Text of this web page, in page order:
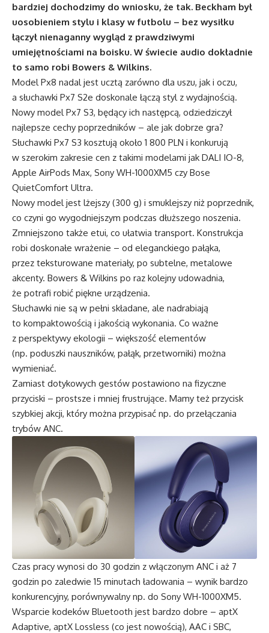
bardziej dochodzimy do wniosku, że tak. Beckham był
uosobieniem stylu i klasy w futbolu – bez wysiłku
łączył nienaganny wygląd z prawdziwymi
umiejętnościami na boisku. W świecie audio dokładnie
to samo robi Bowers & Wilkins.
Model Px8 nadal jest ucztą zarówno dla uszu, jak i oczu,
a słuchawki Px7 S2e doskonale łączą styl z wydajnością.
Nowy model Px7 S3, będący ich następcą, odziedziczył
najlepsze cechy poprzedników – ale jak dobrze gra?
Słuchawki Px7 S3 kosztują około 1 800 PLN i konkurują
w szerokim zakresie cen z takimi modelami jak DALI IO-8,
Apple AirPods Max, Sony WH-1000XM5 czy Bose
QuietComfort Ultra.
Nowy model jest lżejszy (300 g) i smuklejszy niż poprzednik,
co czyni go wygodniejszym podczas dłuższego noszenia.
Zmniejszono także etui, co ułatwia transport. Konstrukcja
robi doskonałe wrażenie – od eleganckiego pałąka,
przez teksturowane materiały, po subtelne, metalowe
akcenty. Bowers & Wilkins po raz kolejny udowadnia,
że potrafi robić piękne urządzenia.
Słuchawki nie są w pełni składane, ale nadrabiają
to kompaktowością i jakością wykonania. Co ważne
z perspektywy ekologii – większość elementów
(np. poduszki nauszników, pałąk, przetworniki) można
wymieniać.
Zamiast dotykowych gestów postawiono na fizyczne
przyciski – prostsze i mniej frustrujące. Mamy też przycisk
szybkiej akcji, który można przypisać np. do przełączania
trybów ANC.
Czas pracy wynosi do 30 godzin z włączonym ANC i aż 7
godzin po zaledwie 15 minutach ładowania – wynik bardzo
konkurencyjny, porównywalny np. do Sony WH-1000XM5.
Wsparcie kodeków Bluetooth jest bardzo dobre – aptX
Adaptive, aptX Lossless (co jest nowością), AAC i SBC,